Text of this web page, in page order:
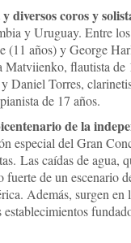
diversos coros y
y Uruguay. Entre
(11 años) y George
flautista
Daniel Torres,
de 17 años.
de la
especial del Gran
Las caídas de agua,
de un escenario
Además, surgen en